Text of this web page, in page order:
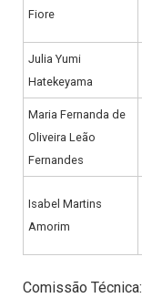
Fiore
Julia Yumi
Hatekeyama
Maria Fernanda de
Oliveira Leão
Fernandes
Isabel Martins
Amorim
Comissão Técnica: